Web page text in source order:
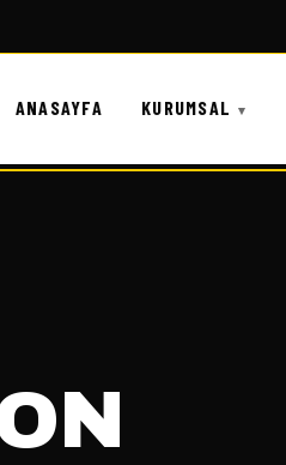
ANASAYFA KURUMSAL